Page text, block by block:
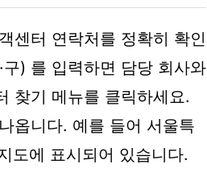
센터 연락처를 정확히 확인
) 를 입력하면 담당 회사와
찾기 메뉴를 클릭하세요.
옵니다. 예를 들어 서울특
도에 표시되어 있습니다.